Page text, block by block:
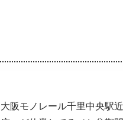
大阪モノレール千里中央駅